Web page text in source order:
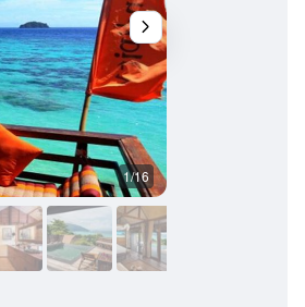
1/16